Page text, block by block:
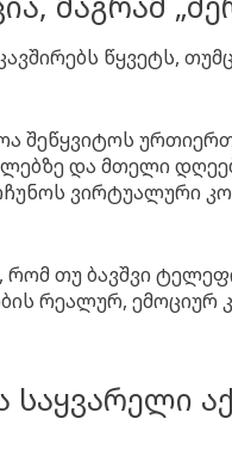
წყვეტს,
შეწყვიტოს
და მთელი
ვირტუალური
რომ თუ ბავშვი
რეალურ, ემოციურ
საყვარელი